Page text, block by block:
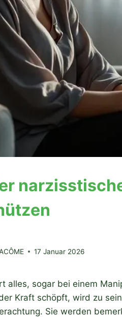
17 Januar 2026
alles, sogar bei einem
Kraft schöpft, wird zu
Sie werden